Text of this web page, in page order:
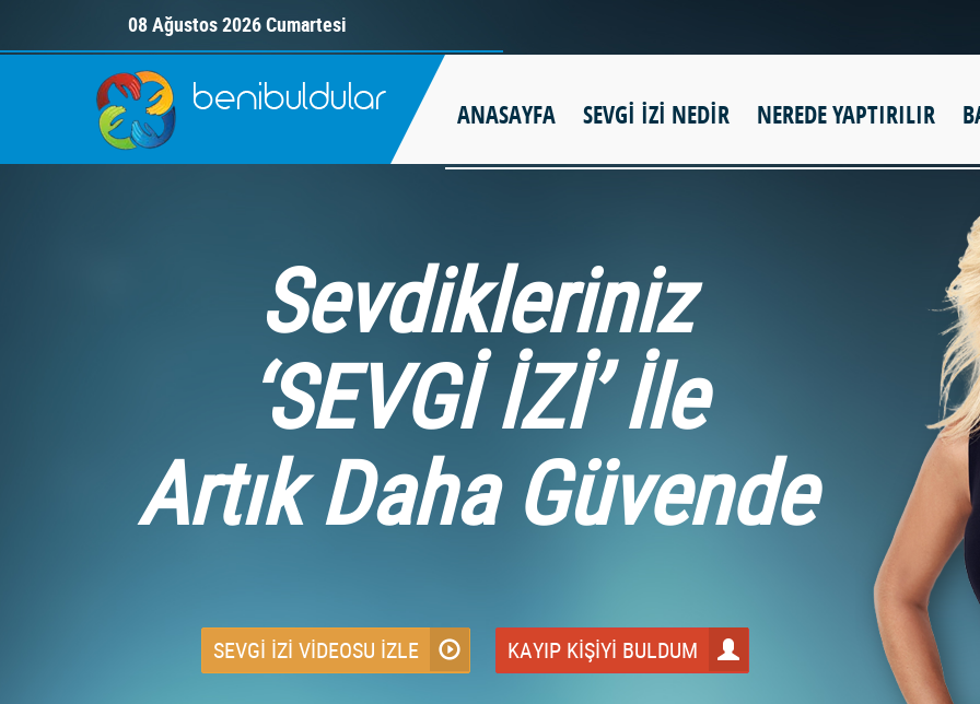
08 Ağustos 2026 Cumartesi
ANASAYFA SEVGİ İZİ NEDİR NEREDE YAPTIRILIR
Sevdikleriniz
‘SEVGİ İZİ’ İle
Artık Daha Güvende
SEVGİ İZİ VİDEOSU İZLE KAYIP KİŞİYİ BULDUM